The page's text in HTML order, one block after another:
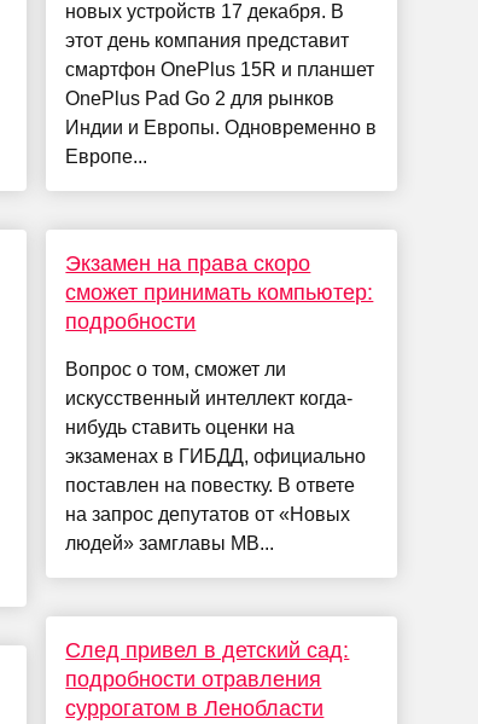
новых устройств 17 декабря. В
этот день компания представит
смартфон OnePlus 15R и планшет
OnePlus Pad Go 2 для рынков
Индии и Европы. Одновременно в
Европе...
Экзамен на права скоро
сможет принимать компьютер:
подробности
Вопрос о том, сможет ли
искусственный интеллект когда-
нибудь ставить оценки на
экзаменах в ГИБДД, официально
поставлен на повестку. В ответе
на запрос депутатов от «Новых
людей» замглавы МВ...
След привел в детский сад:
подробности отравления
суррогатом в Ленобласти